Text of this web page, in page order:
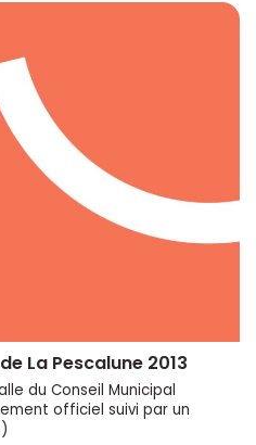
La Pescalune 2013
du Conseil Municipal
officiel suivi par un